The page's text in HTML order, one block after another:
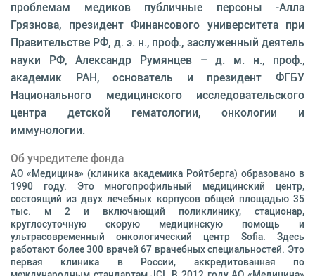
проблемам медиков публичные персоны -Алла
Грязнова, президент Финансового университета при
Правительстве РФ, д. э. н., проф., заслуженный деятель
науки РФ, Александр Румянцев – д. м. н., проф.,
академик РАН, основатель и президент ФГБУ
Национального медицинского исследовательского
центра детской гематологии, онкологии и
иммунологии.
Об учредителе фонда
АО «Медицина» (клиника академика Ройтберга) образовано в
1990 году. Это многопрофильный медицинский центр,
состоящий из двух лечебных корпусов общей площадью 35
тыс. м 2 и включающий поликлинику, стационар,
круглосуточную скорую медицинскую помощь и
ультрасовременный онкологический центр Sofia. Здесь
работают более 300 врачей 67 врачебных специальностей. Это
первая клиника в России, аккредитованная по